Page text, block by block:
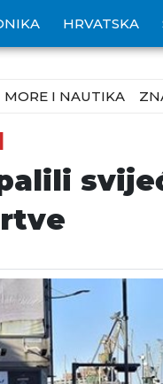
HRVATSKA
MORE I NAUTIKA